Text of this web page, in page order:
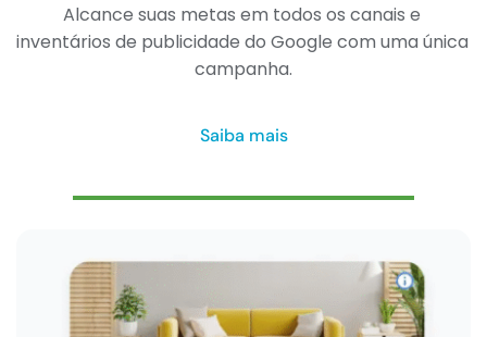
Alcance suas metas em todos os canais e
inventários de publicidade do Google com uma única
campanha.
Saiba mais